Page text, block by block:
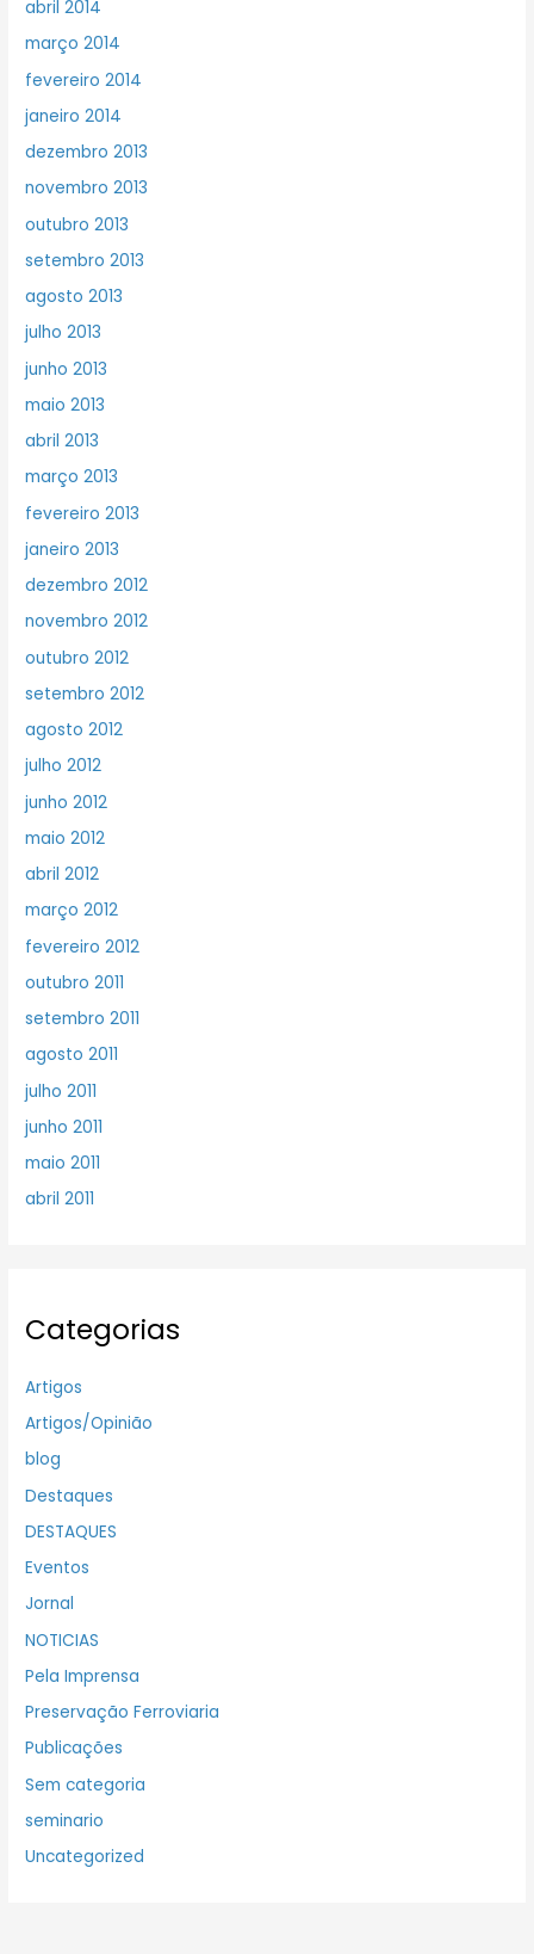
abril 2014
março 2014
fevereiro 2014
janeiro 2014
dezembro 2013
novembro 2013
outubro 2013
setembro 2013
agosto 2013
julho 2013
junho 2013
maio 2013
abril 2013
março 2013
fevereiro 2013
janeiro 2013
dezembro 2012
novembro 2012
outubro 2012
setembro 2012
agosto 2012
julho 2012
junho 2012
maio 2012
abril 2012
março 2012
fevereiro 2012
outubro 2011
setembro 2011
agosto 2011
julho 2011
junho 2011
maio 2011
abril 2011
Categorias
Artigos
Artigos/Opinião
blog
Destaques
DESTAQUES
Eventos
Jornal
NOTICIAS
Pela Imprensa
Preservação Ferroviaria
Publicações
Sem categoria
seminario
Uncategorized